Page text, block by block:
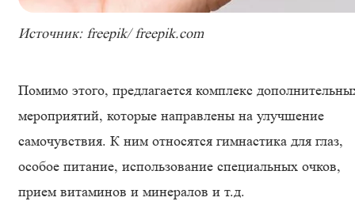
Источник: freepik/ freepik.com
Помимо этого, предлагается комплекс
мероприятий, которые направлены на улучшение
самочувствия. К ним относятся гимнастика для глаз,
особое питание, использование специальных очков,
прием витаминов и минералов и т.д.